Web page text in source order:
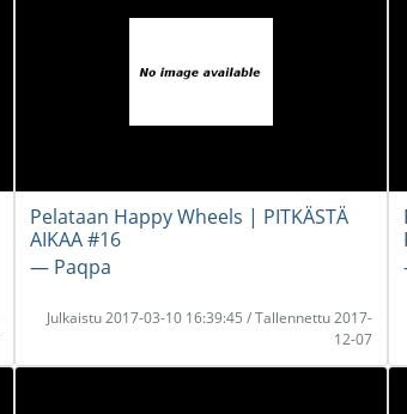
Pelataan Happy Wheels | PITKÄSTÄ
AIKAA #16
― Paqpa
Julkaistu 2017-03-10 16:39:45 / Tallennettu 2017-
12-07